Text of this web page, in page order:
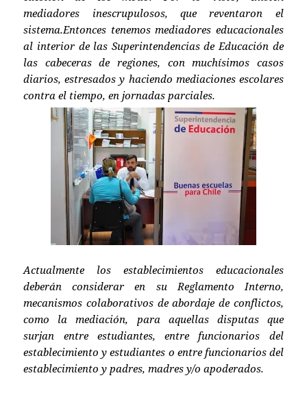
mediadores inescrupulosos, que reventaron el
sistema.Entonces tenemos mediadores educacionales
al interior de las Superintendencias de Educación de
las cabeceras de regiones, con muchísimos casos
diarios, estresados y haciendo mediaciones escolares
contra el tiempo, en jornadas parciales.
Actualmente los establecimientos educacionales
deberán considerar en su Reglamento Interno,
mecanismos colaborativos de abordaje de conflictos,
como la mediación, para aquellas disputas que
surjan entre estudiantes, entre funcionarios del
establecimiento y estudiantes o entre funcionarios del
establecimiento y padres, madres y/o apoderados.